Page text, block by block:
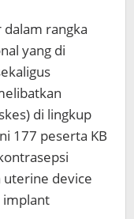
dalam rangka
yang di
di lingkup
177 peserta KB
uterine device
implant